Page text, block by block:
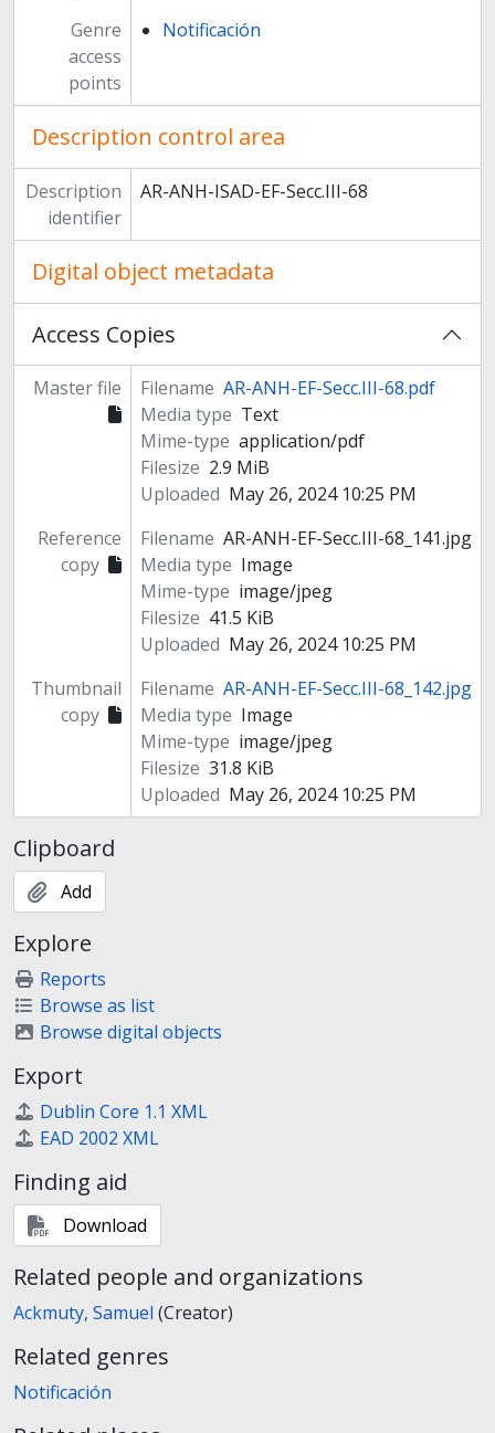
Genre
access
points
Notificación
Description control area
Description
identifier
AR-ANH-ISAD-EF-Secc.III-68
Digital object metadata
Access Copies
Master file Filename AR-ANH-EF-Secc.III-68.pdf
Media type Text
Mime-type application/pdf
Filesize 2.9 MiB
Uploaded May 26, 2024 10:25 PM
Reference
copy
Filename AR-ANH-EF-Secc.III-68_141.jpg
Media type Image
Mime-type image/jpeg
Filesize 41.5 KiB
Uploaded May 26, 2024 10:25 PM
Thumbnail
copy
Filename AR-ANH-EF-Secc.III-68_142.jpg
Media type Image
Mime-type image/jpeg
Filesize 31.8 KiB
Uploaded May 26, 2024 10:25 PM
Clipboard
Add
Explore
Reports
Browse as list
Browse digital objects
Export
Dublin Core 1.1 XML
EAD 2002 XML
Finding aid
Download
Related people and organizations
Ackmuty, Samuel (Creator)
Related genres
Notificación